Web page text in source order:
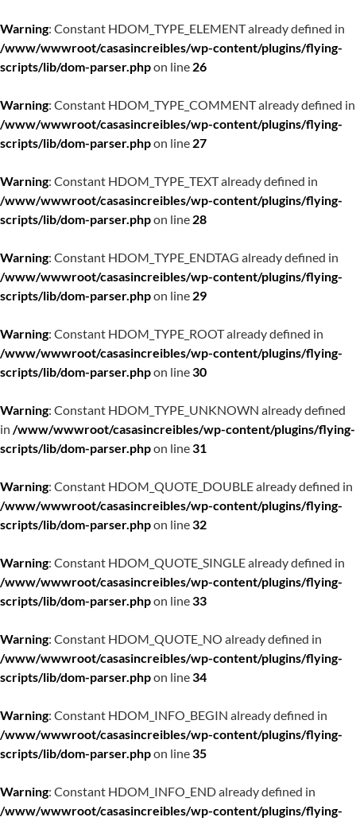
Warning: Constant HDOM_TYPE_ELEMENT already defined in
/www/wwwroot/casasincreibles/wp-content/plugins/flying-
scripts/lib/dom-parser.phpon line 26
Warning: Constant HDOM_TYPE_COMMENT already defined in
/www/wwwroot/casasincreibles/wp-content/plugins/flying-
scripts/lib/dom-parser.phpon line 27
Warning: Constant HDOM_TYPE_TEXT already defined in
/www/wwwroot/casasincreibles/wp-content/plugins/flying-
scripts/lib/dom-parser.phpon line 28
Warning: Constant HDOM_TYPE_ENDTAG already defined in
/www/wwwroot/casasincreibles/wp-content/plugins/flying-
scripts/lib/dom-parser.phpon line 29
Warning: Constant HDOM_TYPE_ROOT already defined in
/www/wwwroot/casasincreibles/wp-content/plugins/flying-
scripts/lib/dom-parser.phpon line30
Warning: Constant HDOM_TYPE_UNKNOWN already defined
in /www/wwwroot/casasincreibles/wp-content/plugins/flying-
scripts/lib/dom-parser.phpon line31
Warning: Constant HDOM_QUOTE_DOUBLE already defined in
/www/wwwroot/casasincreibles/wp-content/plugins/flying-
scripts/lib/dom-parser.phpon line32
Warning: Constant HDOM_QUOTE_SINGLE already defined in
/www/wwwroot/casasincreibles/wp-content/plugins/flying-
scripts/lib/dom-parser.phpon line33
Warning: Constant HDOM_QUOTE_NO already defined in
/www/wwwroot/casasincreibles/wp-content/plugins/flying-
scripts/lib/dom-parser.phpon line34
Warning: Constant HDOM_INFO_BEGIN already defined in
/www/wwwroot/casasincreibles/wp-content/plugins/flying-
scripts/lib/dom-parser.phpon line35
Warning: Constant HDOM_INFO_END already defined in
/www/wwwroot/casasincreibles/wp-content/plugins/flying-